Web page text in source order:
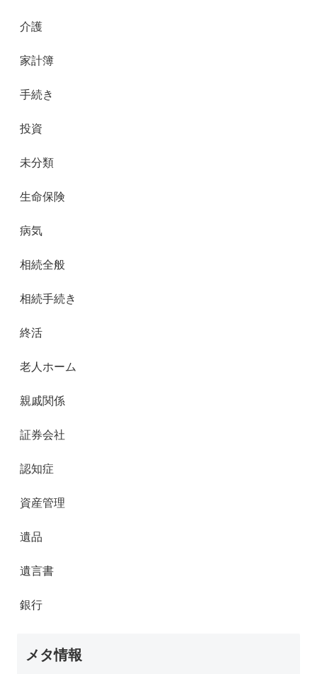
介護
家計簿
手続き
投資
未分類
生命保険
病気
相続全般
相続手続き
終活
老人ホーム
親戚関係
証券会社
認知症
資産管理
遺品
遺言書
銀行
メタ情報